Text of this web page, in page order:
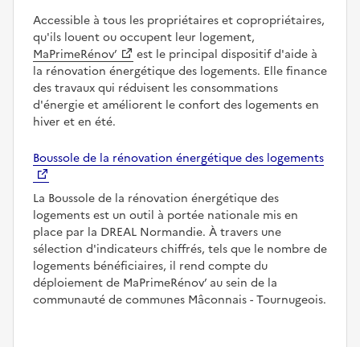
Accessible à tous les propriétaires et copropriétaires,
qu'ils louent ou occupent leur logement,
MaPrimeRénov’
est le principal dispositif d'aide à
la rénovation énergétique des logements. Elle finance
des travaux qui réduisent les consommations
d'énergie et améliorent le confort des logements en
hiver et en été.
Boussole de la rénovation énergétique des logements
La Boussole de la rénovation énergétique des
logements est un outil à portée nationale mis en
place par la DREAL Normandie. À travers une
sélection d'indicateurs chiffrés, tels que le nombre de
logements bénéficiaires, il rend compte du
déploiement de MaPrimeRénov’ au sein de la
communauté de communes Mâconnais - Tournugeois.